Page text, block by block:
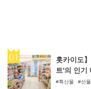
홋카이도
트'의 인기
특산물 선물